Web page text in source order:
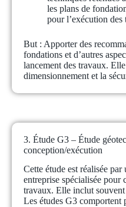
les plans de
pour l’exécution des
But : Apporter des
fondations et d’autres
lancement des travaux.
dimensionnement et la
3. Étude G3 – Étude
conception/exécution
Cette étude est réalisée
entreprise spécialisée pour
travaux. Elle inclut
Les études G3 comportent